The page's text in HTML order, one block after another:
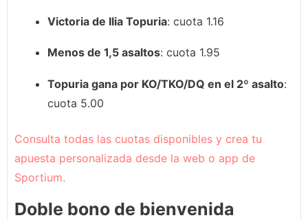
Victoria de Ilia Topuria: cuota 1.16
Menos de 1,5 asaltos: cuota 1.95
Topuria gana por KO/TKO/DQ en el 2º asalto:
cuota 5.00
Consulta todas las cuotas disponibles y crea tu
apuesta personalizada desde la web o app de
Sportium.
Doble bono de bienvenida